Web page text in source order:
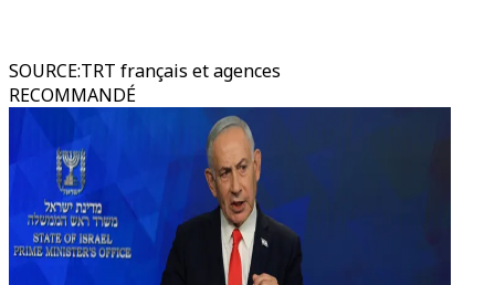
SOURCE:TRT français et agences
RECOMMANDÉ